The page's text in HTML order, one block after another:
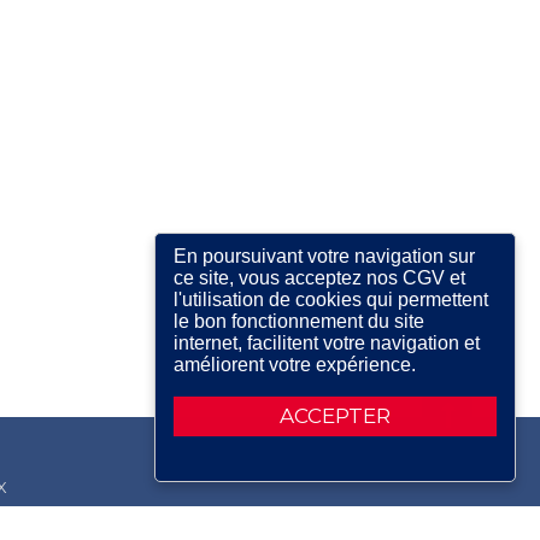
ACCEPTER
En poursuivant votre navigation sur
ce site, vous acceptez nos CGV et
l'utilisation de cookies qui permettent
le bon fonctionnement du site
internet, facilitent votre navigation et
améliorent votre expérience.